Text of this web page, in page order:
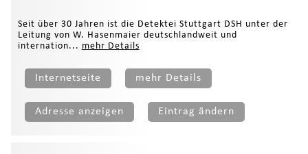
Seit über 30 Jahren ist die Detektei Stuttgart DSH unter der
Leitung von W. Hasenmaier deutschlandweit und
internation... mehr Details
Internetseite mehr Details
Adresse anzeigen Eintrag ändern